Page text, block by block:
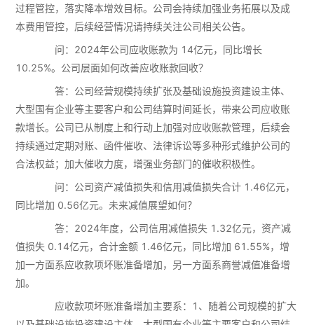
过程管控，落实降本增效目标。公司会持续加强业务拓展以及成
本费用管控，后续经营情况请持续关注公司相关公告。
问：2024年公司应收账款为 14亿元，同比增长
10.25%。公司层面如何改善应收账款回收？
答：公司经营规模持续扩张及基础设施投资建设主体、
大型国有企业等主要客户和公司结算时间延长，带来公司应收账
款增长。公司已从制度上和行动上加强对应收账款管理，后续会
持续通过定期对账、函件催收、法律诉讼等多种形式维护公司的
合法权益；加大催收力度，增强业务部门的催收积极性。
问：公司资产减值损失和信用减值损失合计 1.46亿元，
同比增加 0.56亿元。未来减值展望如何？
答：2024年度，公司信用减值损失 1.32亿元，资产减
值损失 0.14亿元，合计金额 1.46亿元，同比增加 61.55%，增
加一方面系应收款项坏账准备增加，另一方面系商誉减值准备增
加。
应收款项坏账准备增加主要系：1、随着公司规模的扩大